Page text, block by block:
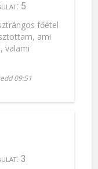
5
főétel
ami
valami
09:51
3